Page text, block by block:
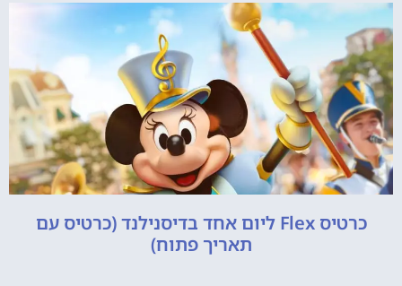
כרטיס Flex ליום אחד בדיסנילנד (כרטיס עם
תאריך פתוח)